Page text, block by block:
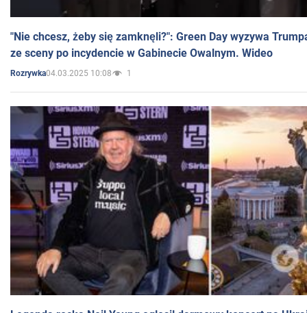
"Nie chcesz, żeby się zamknęli?": Green Day wyzywa
ze sceny po incydencie w Gabinecie Owalnym. Wideo
Rozrywka04.03.2025 10:08 1